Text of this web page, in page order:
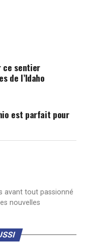
ce sentier
de l’Idaho
est parfait pour
avant tout passionné
nouvelles